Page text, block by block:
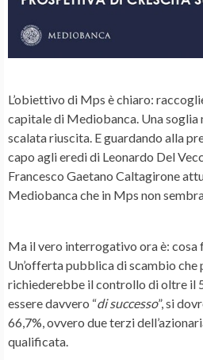
L’obiettivo di Mps è chiaro:
capitale di Mediobanca. Una soglia
scalata riuscita. E guardando alla
capo agli eredi di Leonardo Del
Francesco Gaetano Caltagirone
Mediobanca che in Mps non
Ma il vero interrogativo ora è: cosa
Un’offerta pubblica di scambio che
richiederebbe il controllo di oltre il
essere davvero “di successo”, si
66,7%, ovvero due terzi
qualificata.